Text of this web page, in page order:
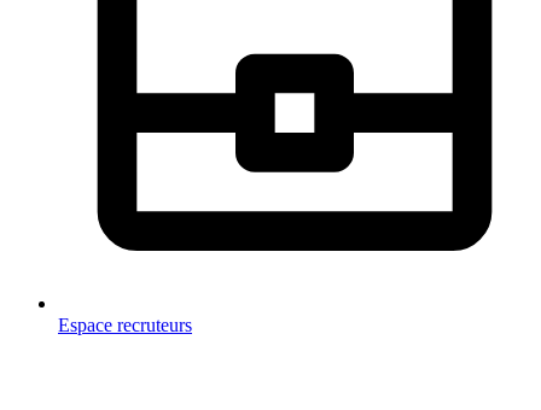
Espace recruteurs